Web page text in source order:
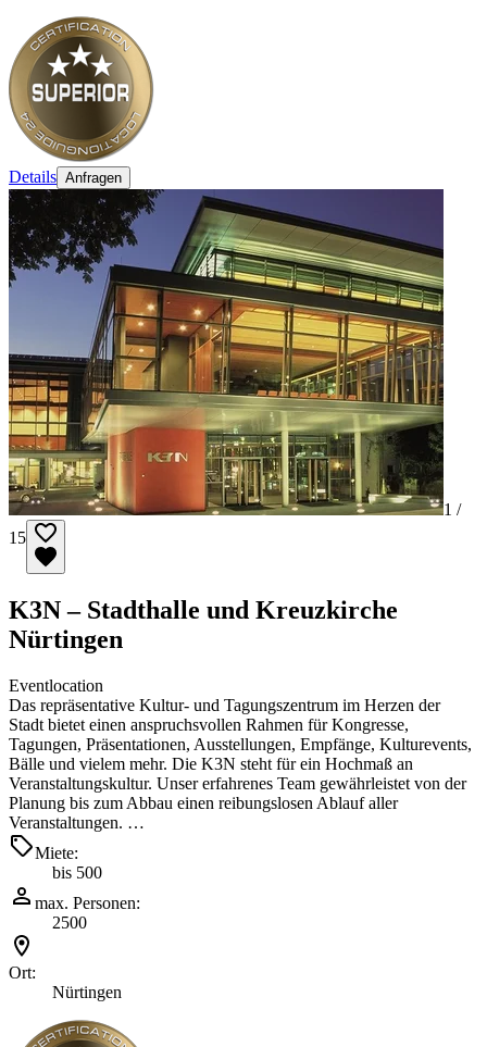
Details Anfragen
1 /
15
K3N – Stadthalle und Kreuzkirche
Nürtingen
Eventlocation
Das repräsentative Kultur- und Tagungszentrum im Herzen der
Stadt bietet einen anspruchsvollen Rahmen für Kongresse,
Tagungen, Präsentationen, Ausstellungen, Empfänge, Kulturevents,
Bälle und vielem mehr. Die K3N steht für ein Hochmaß an
Veranstaltungskultur. Unser erfahrenes Team gewährleistet von der
Planung bis zum Abbau einen reibungslosen Ablauf aller
Veranstaltungen. …
Miete:
bis 500
max. Personen:
2500
Ort:
Nürtingen